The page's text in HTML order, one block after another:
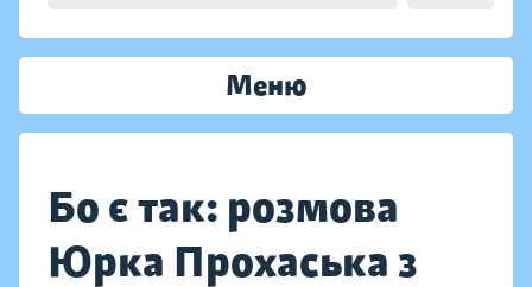
Меню
Бо є так: розмова
Юрка Прохаська з